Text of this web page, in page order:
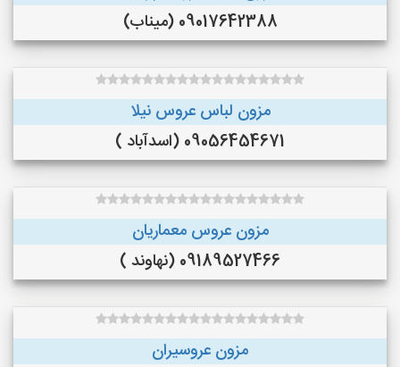
09017642388 (میناب)
مزون لباس عروس نیلا
09056454671 (اسدآباد )
مزون عروس معماریان
09189527466 (نهاوند )
مزون عروسیران